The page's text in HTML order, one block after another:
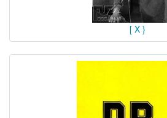
[ X }